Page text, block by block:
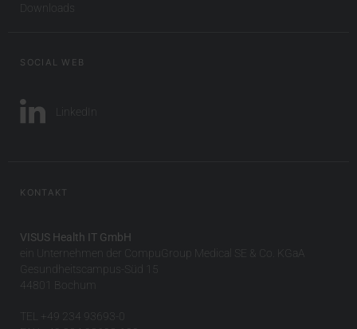
Downloads
SOCIAL WEB
LinkedIn
KONTAKT
VISUS Health IT GmbH
ein Unternehmen der CompuGroup Medical SE & Co. KGaA
Gesundheitscampus-Süd 15
44801 Bochum
TEL +49 234 93693-0